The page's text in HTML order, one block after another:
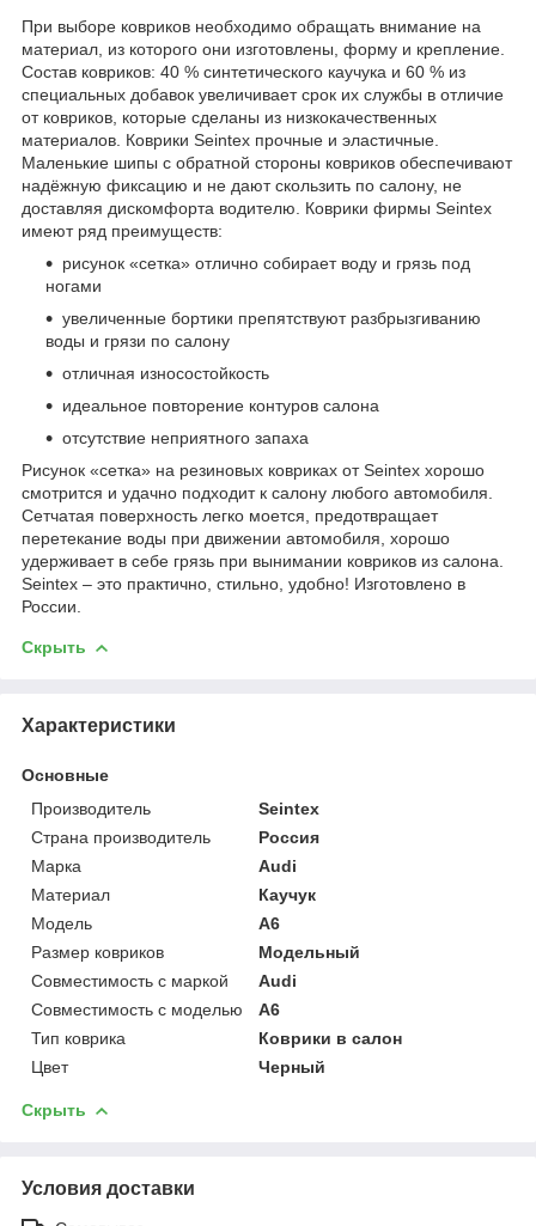
При выборе ковриков необходимо обращать внимание на
материал, из которого они изготовлены, форму и крепление.
Состав ковриков: 40 % синтетического каучука и 60 % из
специальных добавок увеличивает срок их службы в отличие
от ковриков, которые сделаны из низкокачественных
материалов. Коврики Seintex прочные и эластичные.
Маленькие шипы с обратной стороны ковриков обеспечивают
надёжную фиксацию и не дают скользить по салону, не
доставляя дискомфорта водителю. Коврики фирмы Seintex
имеют ряд преимуществ:
рисунок «сетка» отлично собирает воду и грязь под
ногами
увеличенные бортики препятствуют разбрызгиванию
воды и грязи по салону
отличная износостойкость
идеальное повторение контуров салона
отсутствие неприятного запаха
Рисунок «сетка» на резиновых ковриках от Seintex хорошо
смотрится и удачно подходит к салону любого автомобиля.
Сетчатая поверхность легко моется, предотвращает
перетекание воды при движении автомобиля, хорошо
удерживает в себе грязь при вынимании ковриков из салона.
Seintex – это практично, стильно, удобно! Изготовлено в
России.
Скрыть
Характеристики
Основные
Производитель
Seintex
Страна производитель
Россия
Марка
Audi
Материал
Каучук
Модель
A6
Размер ковриков
Модельный
Совместимость с маркой
Audi
Совместимость с моделью
A6
Тип коврика
Коврики в салон
Цвет
Черный
Скрыть
Условия доставки